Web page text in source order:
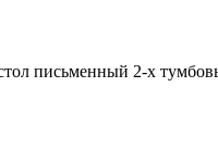
письменный 2-х